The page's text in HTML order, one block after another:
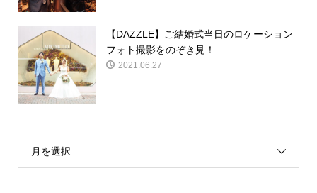
【DAZZLE】ご結婚式当日のロケーション
フォト撮影をのぞき見！
2021.06.27
月を選択